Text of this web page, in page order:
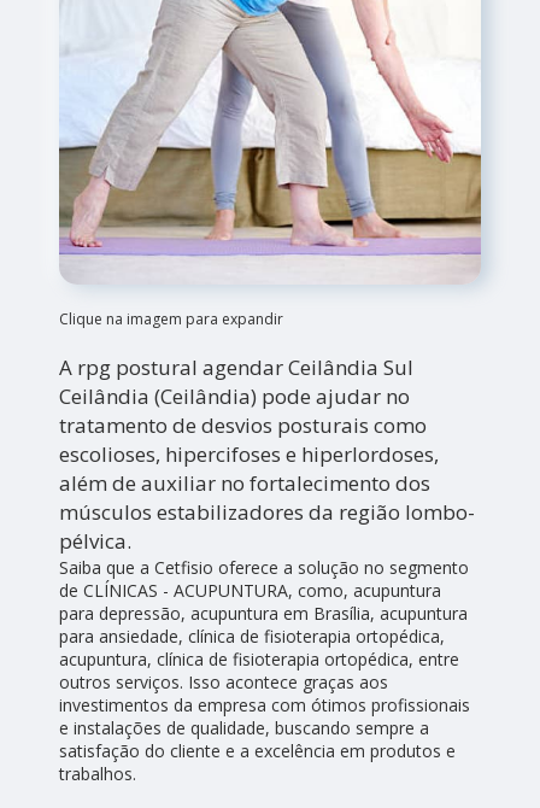
Clique na imagem para expandir
A rpg postural agendar Ceilândia Sul
Ceilândia (Ceilândia) pode ajudar no
tratamento de desvios posturais como
escolioses, hipercifoses e hiperlordoses,
além de auxiliar no fortalecimento dos
músculos estabilizadores da região lombo-
pélvica.
Saiba que a Cetfisio oferece a solução no segmento
de CLÍNICAS - ACUPUNTURA, como, acupuntura
para depressão, acupuntura em Brasília, acupuntura
para ansiedade, clínica de fisioterapia ortopédica,
acupuntura, clínica de fisioterapia ortopédica, entre
outros serviços. Isso acontece graças aos
investimentos da empresa com ótimos profissionais
e instalações de qualidade, buscando sempre a
satisfação do cliente e a excelência em produtos e
trabalhos.